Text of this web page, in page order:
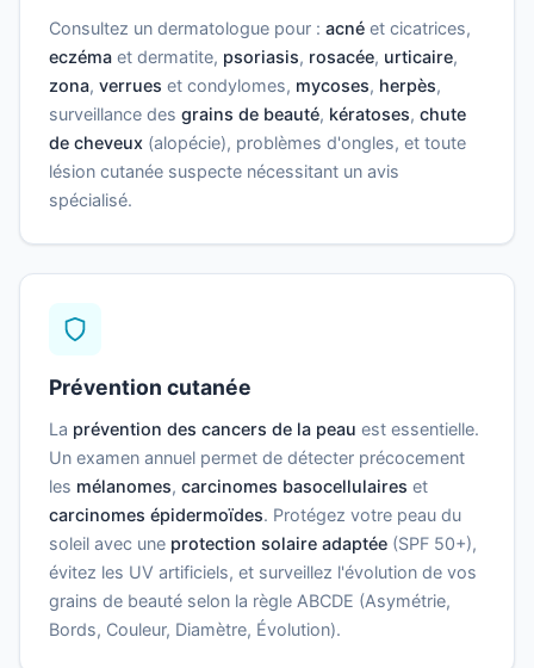
Consultez un dermatologue pour : acné et cicatrices,
eczéma et dermatite, psoriasis, rosacée, urticaire,
zona, verrues et condylomes, mycoses, herpès,
surveillance des grains de beauté, kératoses, chute
de cheveux (alopécie), problèmes d'ongles, et toute
lésion cutanée suspecte nécessitant un avis
spécialisé.
Prévention cutanée
La prévention des cancers de la peau est essentielle.
Un examen annuel permet de détecter précocement
les mélanomes, carcinomes basocellulaires et
carcinomes épidermoïdes. Protégez votre peau du
soleil avec une protection solaire adaptée (SPF 50+),
évitez les UV artificiels, et surveillez l'évolution de vos
grains de beauté selon la règle ABCDE (Asymétrie,
Bords, Couleur, Diamètre, Évolution).